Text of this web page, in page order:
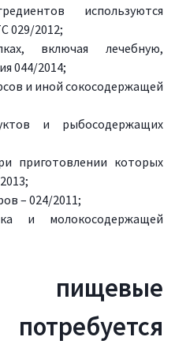
используются
029/2012;
включая лечебную,
044/2014;
и иной сокосодержащей
и рыбосодержащих
приготовлении которых
– 024/2011;
и молокосодержащей
пищевые